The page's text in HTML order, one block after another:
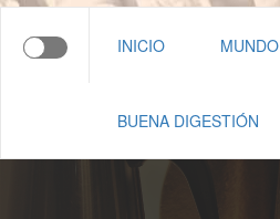
INICIO
BUENA DIGESTIÓN